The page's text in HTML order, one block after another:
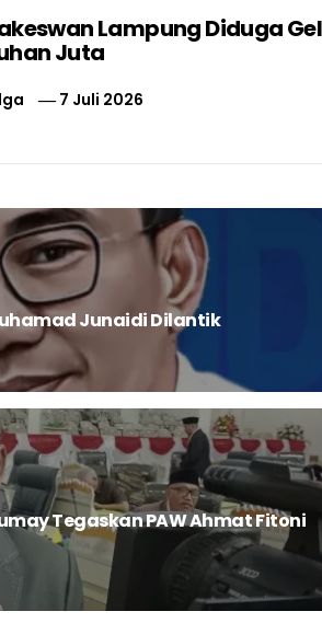
Lampung Diduga
Juta
7 Juli 2026
Junaidi Dilantik
Tegaskan PAW Ahmat Fitoni